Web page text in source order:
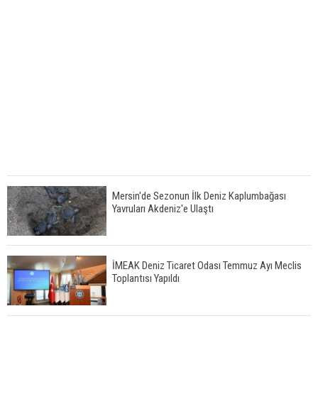
Mersin'de Sezonun İlk Deniz Kaplumbağası
Yavruları Akdeniz'e Ulaştı
İMEAK Deniz Ticaret Odası Temmuz Ayı Meclis
Toplantısı Yapıldı